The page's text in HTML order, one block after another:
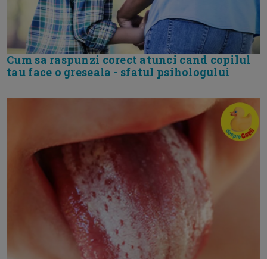
Cum sa raspunzi corect atunci cand copilul
tau face o greseala - sfatul psihologului